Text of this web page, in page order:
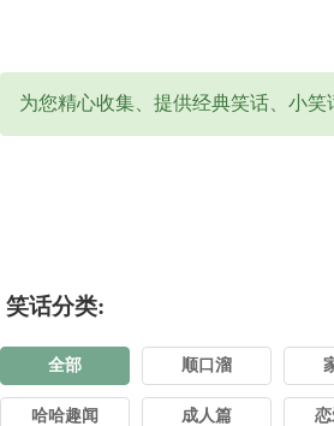
为您精心收集、提供经典笑话、小笑
笑话分类:
全部 顺口溜
哈哈趣闻 成人篇